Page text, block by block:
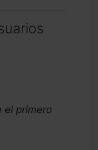
el primero